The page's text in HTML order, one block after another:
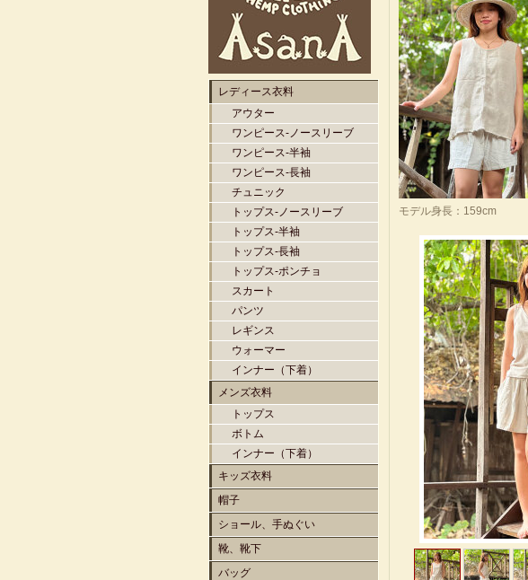
レディース衣料
アウター
ワンピース-ノースリーブ
ワンピース-半袖
ワンピース-長袖
チュニック
トップス-ノースリーブ
トップス-半袖
トップス-長袖
トップス-ポンチョ
スカート
パンツ
レギンス
ウォーマー
インナー（下着）
メンズ衣料
トップス
ボトム
インナー（下着）
キッズ衣料
帽子
ショール、手ぬぐい
靴、靴下
バッグ
モデル身長：159cm